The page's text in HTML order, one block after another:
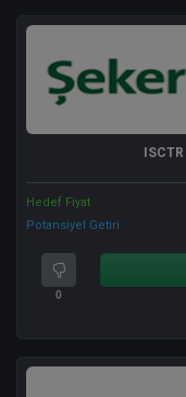
ISCTR
Hedef Fiyat
Potansiyel Getiri
0